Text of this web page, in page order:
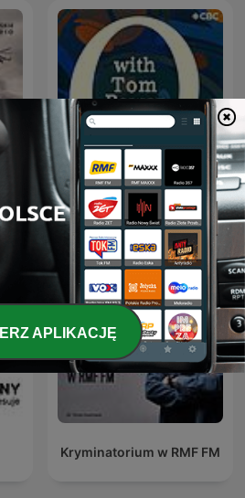
Q with Tom Power
Kryminatorium w RMF FM
APLIKACJĘ